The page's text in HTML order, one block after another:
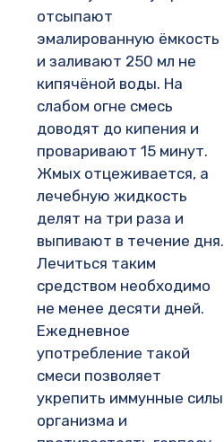
отсыпают
эмалированную ёмкость
и заливают 250 мл не
кипячёной воды. На
слабом огне смесь
доводят до кипения и
проваривают 15 минут.
Жмых отцеживается, а
лечебную жидкость
делят на три раза и
выпивают в течение дня.
Лечиться таким
средством необходимо
не менее десяти дней.
Ежедневное
употребление такой
смеси позволяет
укрепить иммунные силы
организма и